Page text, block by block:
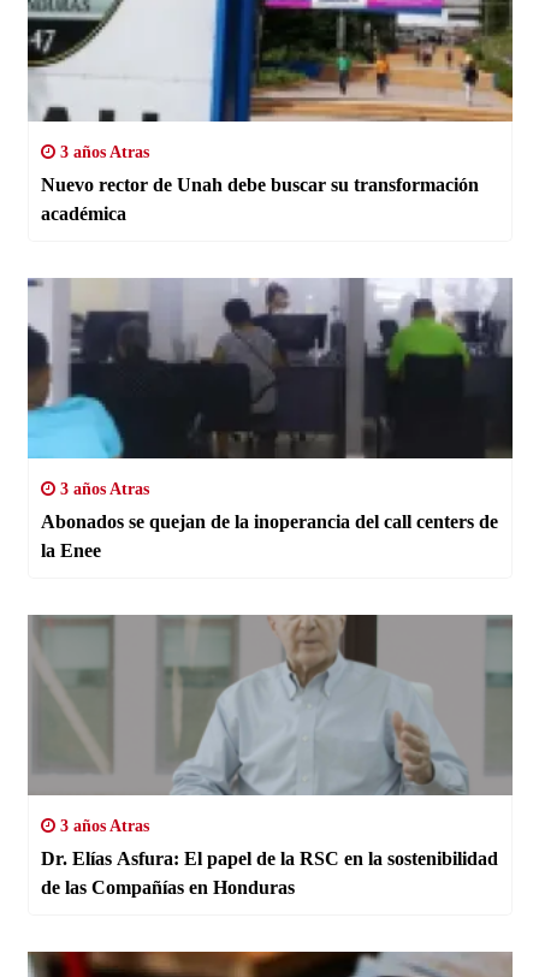
3 años Atras
Nuevo rector de Unah debe buscar su transformación
académica
3 años Atras
Abonados se quejan de la inoperancia del call centers de
la Enee
3 años Atras
Dr. Elías Asfura: El papel de la RSC en la sostenibilidad
de las Compañías en Honduras